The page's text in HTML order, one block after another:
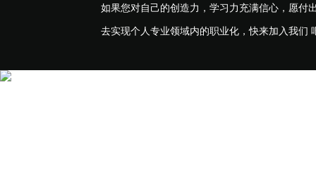
如果您对自己的创造力，学习力充满信心，愿付
去实现个人专业领域内的职业化，快来加入我们